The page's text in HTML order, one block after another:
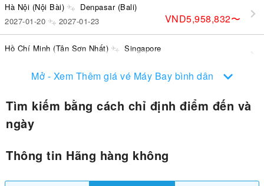
Hà Nội (Nội Bài) Denpasar (Bali)
VND5,958,832〜
2027-01-20 2027-01-23
Hồ Chí Minh (Tân Sơn Nhất) Singapore
Mở - Xem Thêm giá vé Máy Bay bình dân
Tìm kiếm bằng cách chỉ định điểm đến và
ngày
Thông tin Hãng hàng không